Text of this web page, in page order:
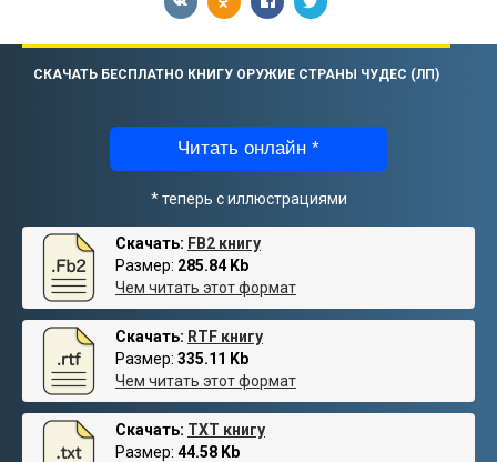
СКАЧАТЬ БЕСПЛАТНО КНИГУ ОРУЖИЕ СТРАНЫ ЧУДЕС (ЛП)
Читать онлайн *
* теперь с иллюстрациями
Скачать: FB2 книгу
Размер: 285.84 Kb
Чем читать этот формат
Скачать: RTF книгу
Размер: 335.11 Kb
Чем читать этот формат
Скачать: TXT книгу
Размер: 44.58 Kb